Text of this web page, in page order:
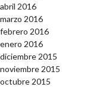
abril 2016
marzo 2016
febrero 2016
enero 2016
diciembre 2015
noviembre 2015
octubre 2015